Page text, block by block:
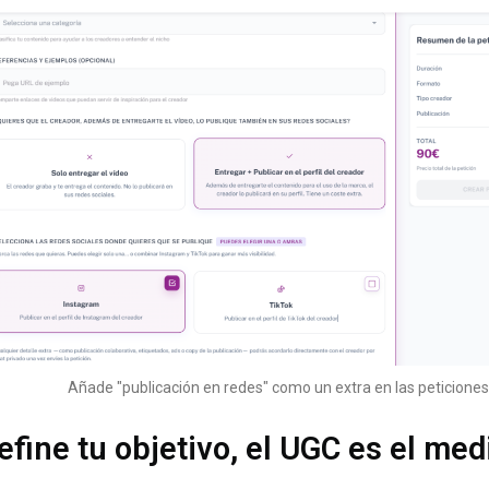
Añade "publicación en redes" como un extra en las peticiones
tu objetivo, el UGC es el